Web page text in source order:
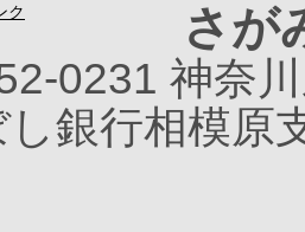
ク さが
0231 神奈
し銀行相模原